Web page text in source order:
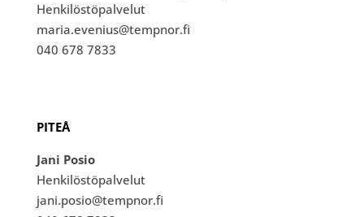
Henkilöstöpalvelut
maria.evenius@tempnor.fi
040 678 7833
PITEÅ
Jani Posio
Henkilöstöpalvelut
jani.posio@tempnor.fi